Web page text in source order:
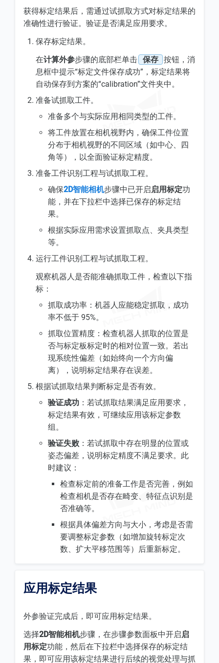
获得标定结果后，需通过试抓取方式对标定结果的
准确性进行验证。验证是否满足应用要求。
保存标定结果。
在计算外参步骤的底部栏单击 保存 按钮，消
息框中提示“标定文件保存成功”，标定结果将
自动保存到方案的“calibration”文件夹中。
准备试抓取工件。
准备多个与实际应用相同类型的工件。
将工件放置在相机视野内，确保工件位置
分布于相机视野的不同区域（如中心、四
角等），以全面验证标定精度。
准备工件识别工程与试抓取工程。
确保2D智能相机步骤中已开启启用标定功
能，并在下拉栏中选择已保存的标定结
果。
根据实际应用需求设置抓取点、夹具类型
等。
运行工件识别工程与试抓取工程。
观察机器人是否能准确抓取工件，检查以下指
标：
抓取成功率：机器人应能稳定抓取，成功
率不低于 95%。
抓取位置精度：检查机器人抓取的位置是
否与标定板标定时的相对位置一致。若出
现系统性偏差（如始终向一个方向偏
离），说明标定结果存在误差。
根据试抓取结果判断标定是否有效。
验证成功 ：若试抓取结果满足应用要求，
标定结果有效，可继续应用该标定参数
组。
验证失败 ：若试抓取中存在明显的位置或
姿态偏差，说明标定精度不满足要求。此
时建议：
检查标定前的准备工作是否完善，例如
检查相机是否存在畸变、特征点识别是
否准确等。
根据具体偏差方向与大小，考虑是否需
要调整标定参数（如增加旋转标定次
数、扩大平移范围等）后重新标定。
应用标定结果
外参验证完成后，即可应用标定结果。
选择2D智能相机步骤，在步骤参数面板中开启启
用标定功能，然后在下拉栏中选择保存的标定结
果，即可应用该标定结果进行后续的视觉处理与抓